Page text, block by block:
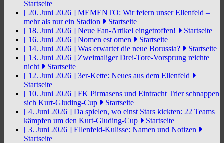
Startseite
[ 20. Juni 2026 ] MEMENTO: Wir feiern unser Ellenfeld –
mehr als nur ein Stadion
Startseite
[ 18. Juni 2026 ] Neue Fan-Artikel eingetroffen!
Startseite
[ 16. Juni 2026 ] Nomen est omen
Startseite
[ 14. Juni 2026 ] Was erwartet die neue Borussia?
Startseite
[ 13. Juni 2026 ] Zweimaliger Drei-Tore-Vorsprung reichte
nicht
Startseite
[ 12. Juni 2026 ] 3er-Kette: Neues aus dem Ellenfeld
Startseite
[ 10. Juni 2026 ] FK Pirmasens und Eintracht Trier schnappen
sich Kurt-Gluding-Cup
Startseite
[ 4. Juni 2026 ] Da spielen, wo einst Stars kickten: 22 Teams
kämpfen um den Kurt-Gluding-Cup
Startseite
[ 3. Juni 2026 ] Ellenfeld-Kulisse: Namen und Notizen
Startseite